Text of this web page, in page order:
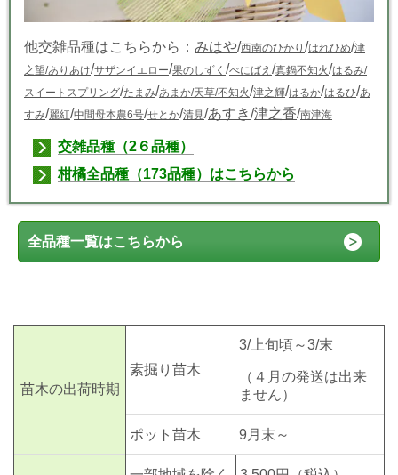
他交雑品種はこちらから： みはや/西南のひかり /はれひめ/津
之望/ありあけ/サザンイエロー/果のしずく /べにばえ /真鍋不知火/はるみ/
スイートスプリング/たまみ/あまか/天草/不知火/津之輝/はるか/はるひ/あ
すみ/麗紅/中間母本農6号/せとか/清見/あすき/津之香/南津海
交雑品種（2６品種）
柑橘全品種（173品種）はこちらから
全品種一覧はこちらから
苗木の出荷時期
素掘り苗木
3/上旬頃～3/末
（４月の発送は出来
ません）
ポット苗木 9月末～